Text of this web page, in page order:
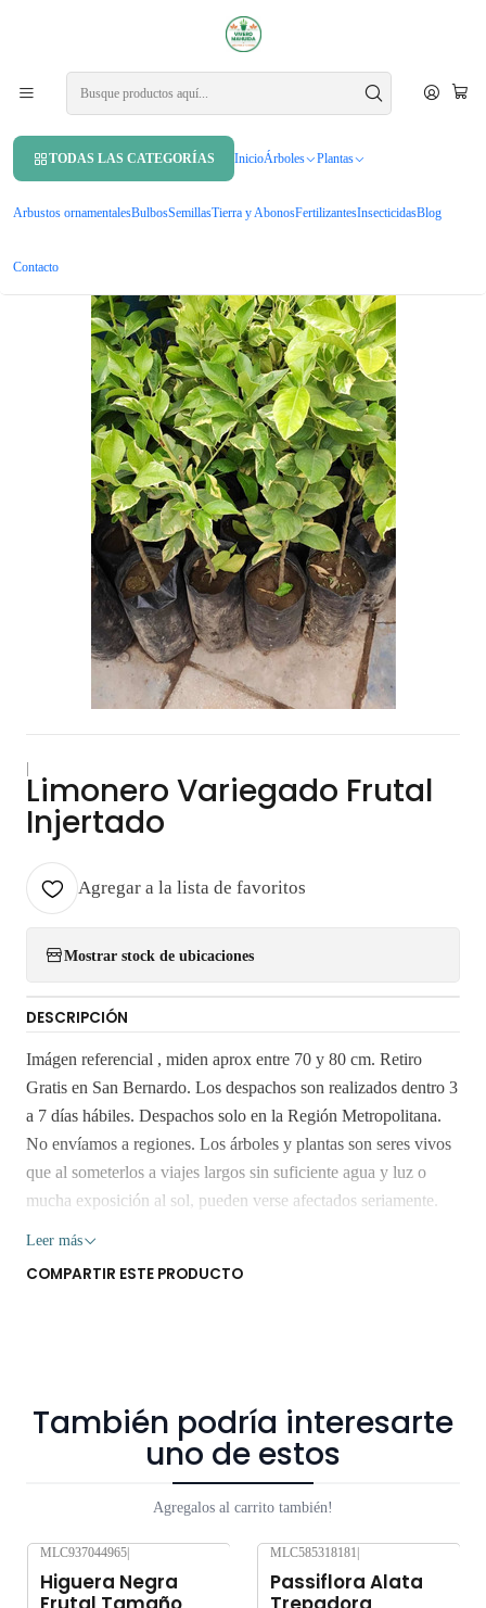
TODAS LAS CATEGORÍAS InicioÁrboles Plantas
Arbustos ornamentalesBulbosSemillasTierra y AbonosFertilizantesInsecticidasBlog
Contacto
APROVECHA UN 10% DE DCTO. EN TU PRIMERA COMPRA USANDO
Inicio Árboles
Limonero Variegado Frutal Injertado
Limonero Variegado Frutal
Injertado
Agregar a la lista de favoritos
Mostrar stock de ubicaciones
DESCRIPCIÓN
Imágen referencial , miden aprox entre 70 y 80 cm. Retiro
Gratis en San Bernardo. Los despachos son realizados dentro 3
a 7 días hábiles. Despachos solo en la Región Metropolitana.
No envíamos a regiones. Los árboles y plantas son seres vivos
que al someterlos a viajes largos sin suficiente agua y luz o
mucha exposición al sol, pueden verse afectados seriamente.
Leer más
COMPARTIR ESTE PRODUCTO
También podría interesarte
uno de estos
Agregalos al carrito también!
Agotado
MLC937044965
Higuera Negra
MLC585318181
Passiflora Alata